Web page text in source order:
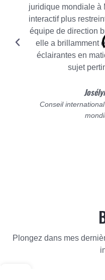
juridique mondiale à
interactif plus
équipe de direction
elle a brillamment
éclairantes en
sujet
Conseil
Plongez dans mes